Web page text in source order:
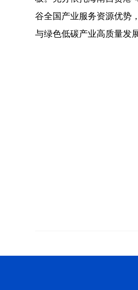
谷全国产业服务资源优势
与绿色低碳产业高质量发